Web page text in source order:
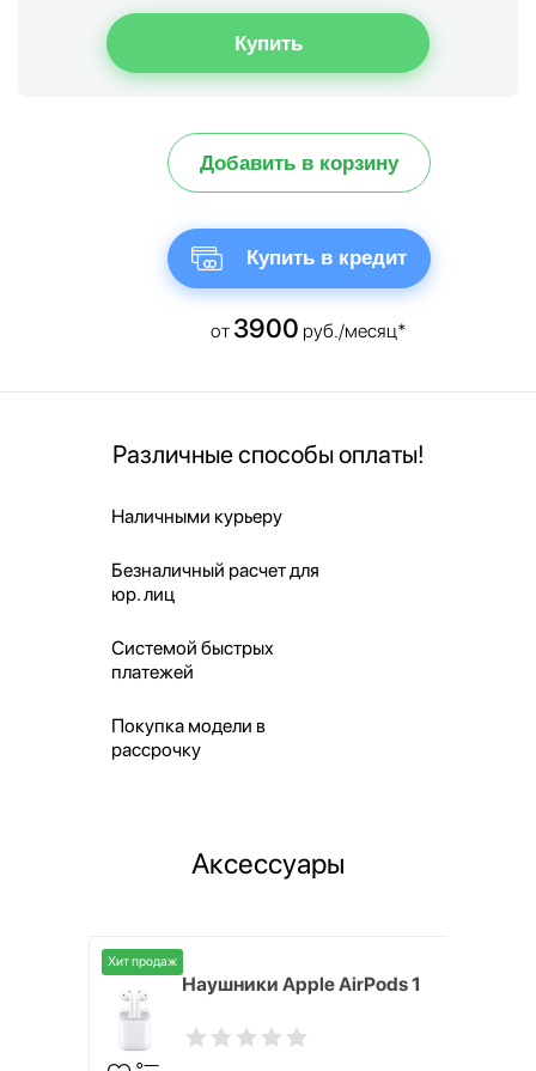
Добавить в корзину
Купить в кредит
от 3900 руб./месяц*
Различные способы оплаты!
Наличными курьеру
Безналичный расчет для
юр. лиц
Системой быстрых
платежей
Покупка модели в
рассрочку
Аксессуары
Хит продаж
Наушники Apple AirPods 1